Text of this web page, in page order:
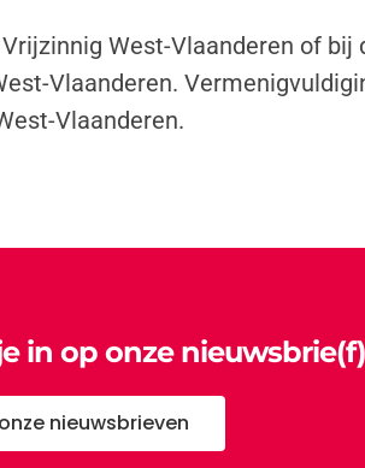
West-Vlaanderen of
Vlaanderen.
Vlaanderen.
in op onze
nieuwsbrieven